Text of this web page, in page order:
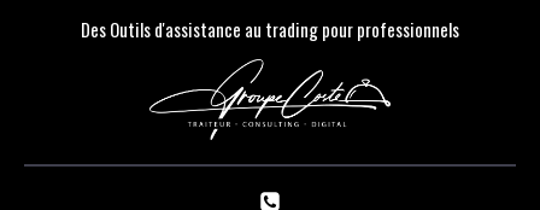
Des Outils d'assistance au trading pour professionnels